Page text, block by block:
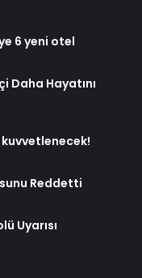
6 yeni otel
Daha Hayatını
kuvvetlenecek!
Reddetti
Uyarısı